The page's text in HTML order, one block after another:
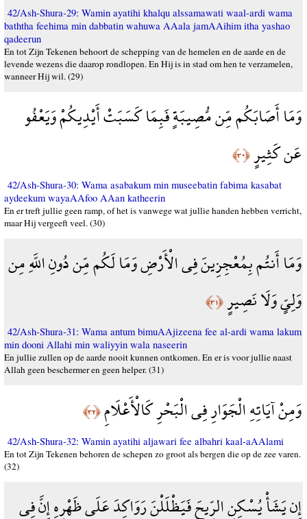
42/Ash-Shura-29: Wamin ayatihi khalqu alssamawati waal-ardi wama
baththa feehima min dabbatin wahuwa AAala jamAAihim itha yashao
qadeerun
En tot Zijn Tekenen behoort de schepping van de hemelen en de aarde en de
levende wezens die daarop rondlopen. En Hij is in stad om hen te verzamelen,
wanneer Hij wil. (29)
وَمَا أَصَابَكُم مِّن مُّصِيبَةٍ فَبِمَا كَسَبَتْ أَيْدِيكُمْ وَيَعْفُو
عَن كَثِيرٍ﴿٣٠﴾
42/Ash-Shura-30: Wama asabakum min museebatin fabima kasabat
aydeekum wayaAAfoo AAan katheerin
En er treft jullie geen ramp, of het is vanwege wat jullie handen hebben verricht,
maar Hij vergeeft veel. (30)
وَمَا أَنتُم بِمُعْجِزِينَ فِي الْأَرْضِ وَمَا لَكُم مِّن دُونِ اللَّهِ مِن
وَلِيٍّ وَلَا نَصِيرٍ﴿٣١﴾
42/Ash-Shura-31: Wama antum bimuAAjizeena fee al-ardi wama lakum
min dooni Allahi min waliyyin wala naseerin
En jullie zullen op de aarde nooit kunnen ontkomen. En er is voor jullie naast
Allah geen beschermer en geen helper. (31)
وَمِنْ آيَاتِهِ الْجَوَارِ فِي الْبَحْرِ كَالْأَعْلَامِ﴿٣٢﴾
42/Ash-Shura-32: Wamin ayatihi aljawari fee albahri kaal-aAAlami
En tot Zijn Tekenen behoren de schepen zo groot als bergen die op de zee varen.
(32)
إِن يَشَأْ يُسْكِنِ الرِّيحَ فَيَظْلَلْنَ رَوَاكِدَ عَلَى ظَهْرِهِ إِنَّ فِي